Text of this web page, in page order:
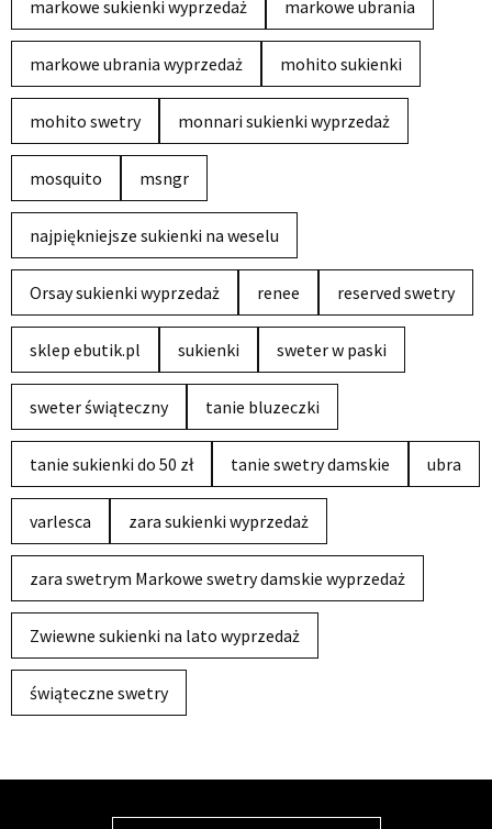
markowe sukienki wyprzedaż markowe ubrania
markowe ubrania wyprzedaż mohito sukienki
mohito swetry monnari sukienki wyprzedaż
mosquito msngr
najpiękniejsze sukienki na weselu
Orsay sukienki wyprzedaż renee reserved swetry
sklep ebutik.pl sukienki sweter w paski
sweter świąteczny tanie bluzeczki
tanie sukienki do 50 zł tanie swetry damskie ubra
varlesca zara sukienki wyprzedaż
zara swetrym Markowe swetry damskie wyprzedaż
Zwiewne sukienki na lato wyprzedaż
świąteczne swetry